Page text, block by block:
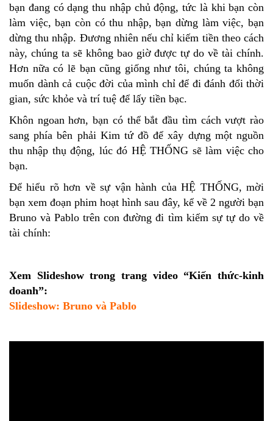
bạn đang có dạng thu nhập chủ động, tức là khi bạn còn
làm việc, bạn còn có thu nhập, bạn dừng làm việc, bạn
dừng thu nhập. Đương nhiên nếu chỉ kiếm tiền theo cách
này, chúng ta sẽ không bao giờ được tự do về tài chính.
Hơn nữa có lẽ bạn cũng giống như tôi, chúng ta không
muốn dành cả cuộc đời của mình chỉ để đi đánh đổi thời
gian, sức khỏe và trí tuệ để lấy tiền bạc.
Khôn ngoan hơn, bạn có thể bắt đầu tìm cách vượt rào
sang phía bên phải Kim tứ đồ để xây dựng một nguồn
thu nhập thụ động, lúc đó HỆ THỐNG sẽ làm việc cho
bạn.
Để hiểu rõ hơn về sự vận hành của HỆ THỐNG, mời
bạn xem đoạn phim hoạt hình sau đây, kể về 2 người bạn
Bruno và Pablo trên con đường đi tìm kiếm sự tự do về
tài chính:
Xem Slideshow trong trang video “Kiến thức-kinh
doanh”:
Slideshow: Bruno và Pablo